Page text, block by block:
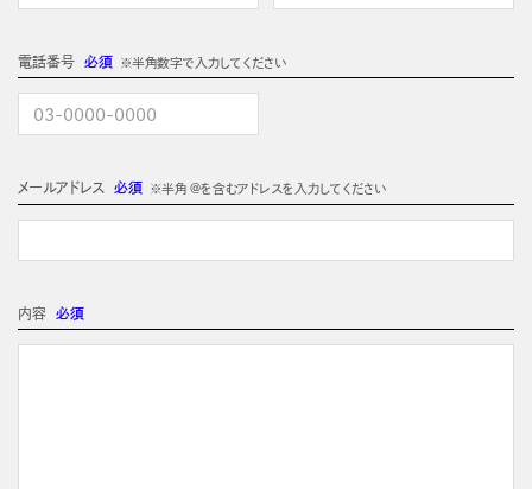
電話番号必須 ※半角数字で入力してください
メールアドレス 必須 ※半角 @を含むアドレスを入力してください
内容 必須